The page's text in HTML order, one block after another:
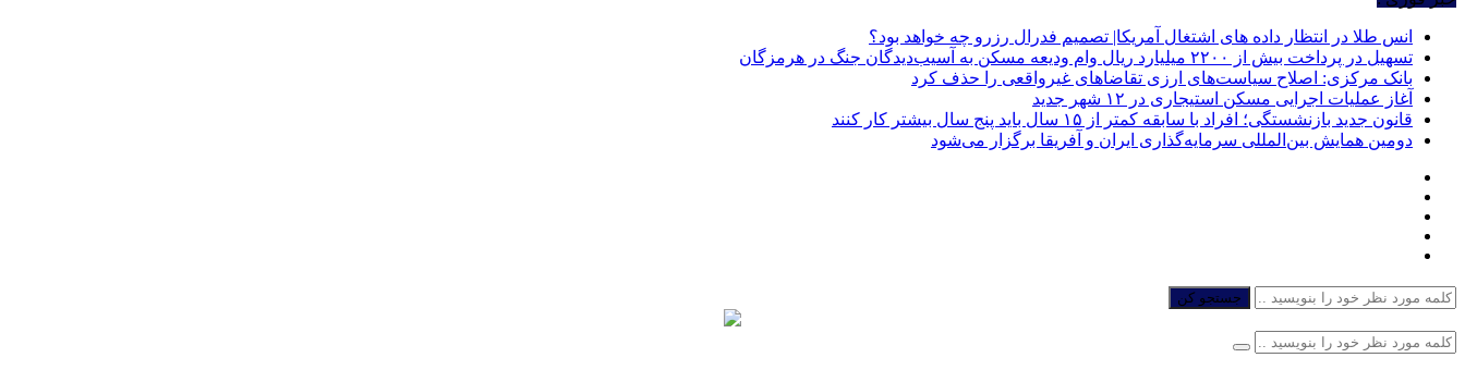
انس طلا در انتظار داده های اشتغال آمریکا| تصمیم فدرال رزرو چه خواهد بود؟
تسهیل در پرداخت بیش از ۲۲۰۰ میلیارد ریال وام ودیعه مسکن به آسیب‌دیدگان جنگ در هرمزگان
بانک مرکزی: اصلاح سیاست‌های ارزی تقاضاهای غیرواقعی را حذف کرد
آغاز عملیات اجرایی مسکن استیجاری در ۱۲ شهر جدید
قانون جدید بازنشستگی؛ افراد با سابقه کمتر از ۱۵ سال باید پنج سال بیشتر کار کنند
دومین همایش بین‌المللی سرمایه‌گذاری ایران و آفریقا برگزار می‌شود
جستجو کن